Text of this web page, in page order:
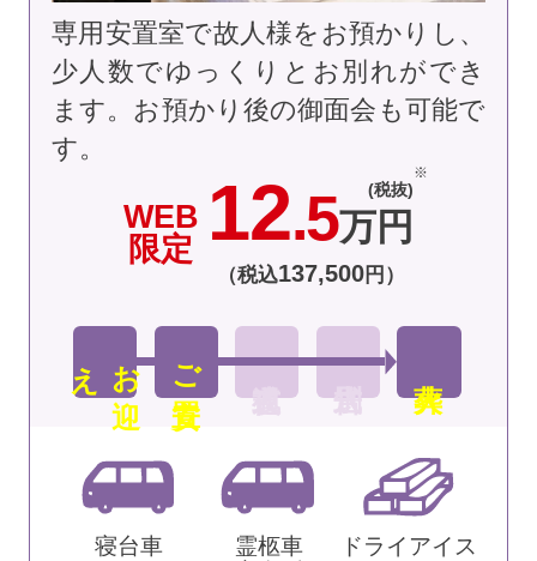
WEB
限定 12.5万円
(税抜)
（税込137,500円）
お
迎
え ご安置
専用安置室で故人様をお預かりし、
少人数でゆっくりとお別れができ
ます。お預かり後の御面会も可能で
す。
寝台車
霊柩車
ドライアイス